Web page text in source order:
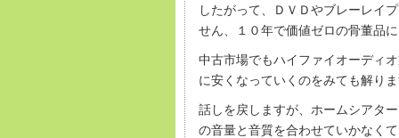
したがって、ＤＶＤやブレーレイ
せん、１０年で価値ゼロの骨董品
中古市場でもハイファイオーディ
に安くなっていくのをみても解り
話しを戻しますが、ホームシアタ
の音量と音質を合わせていかなく